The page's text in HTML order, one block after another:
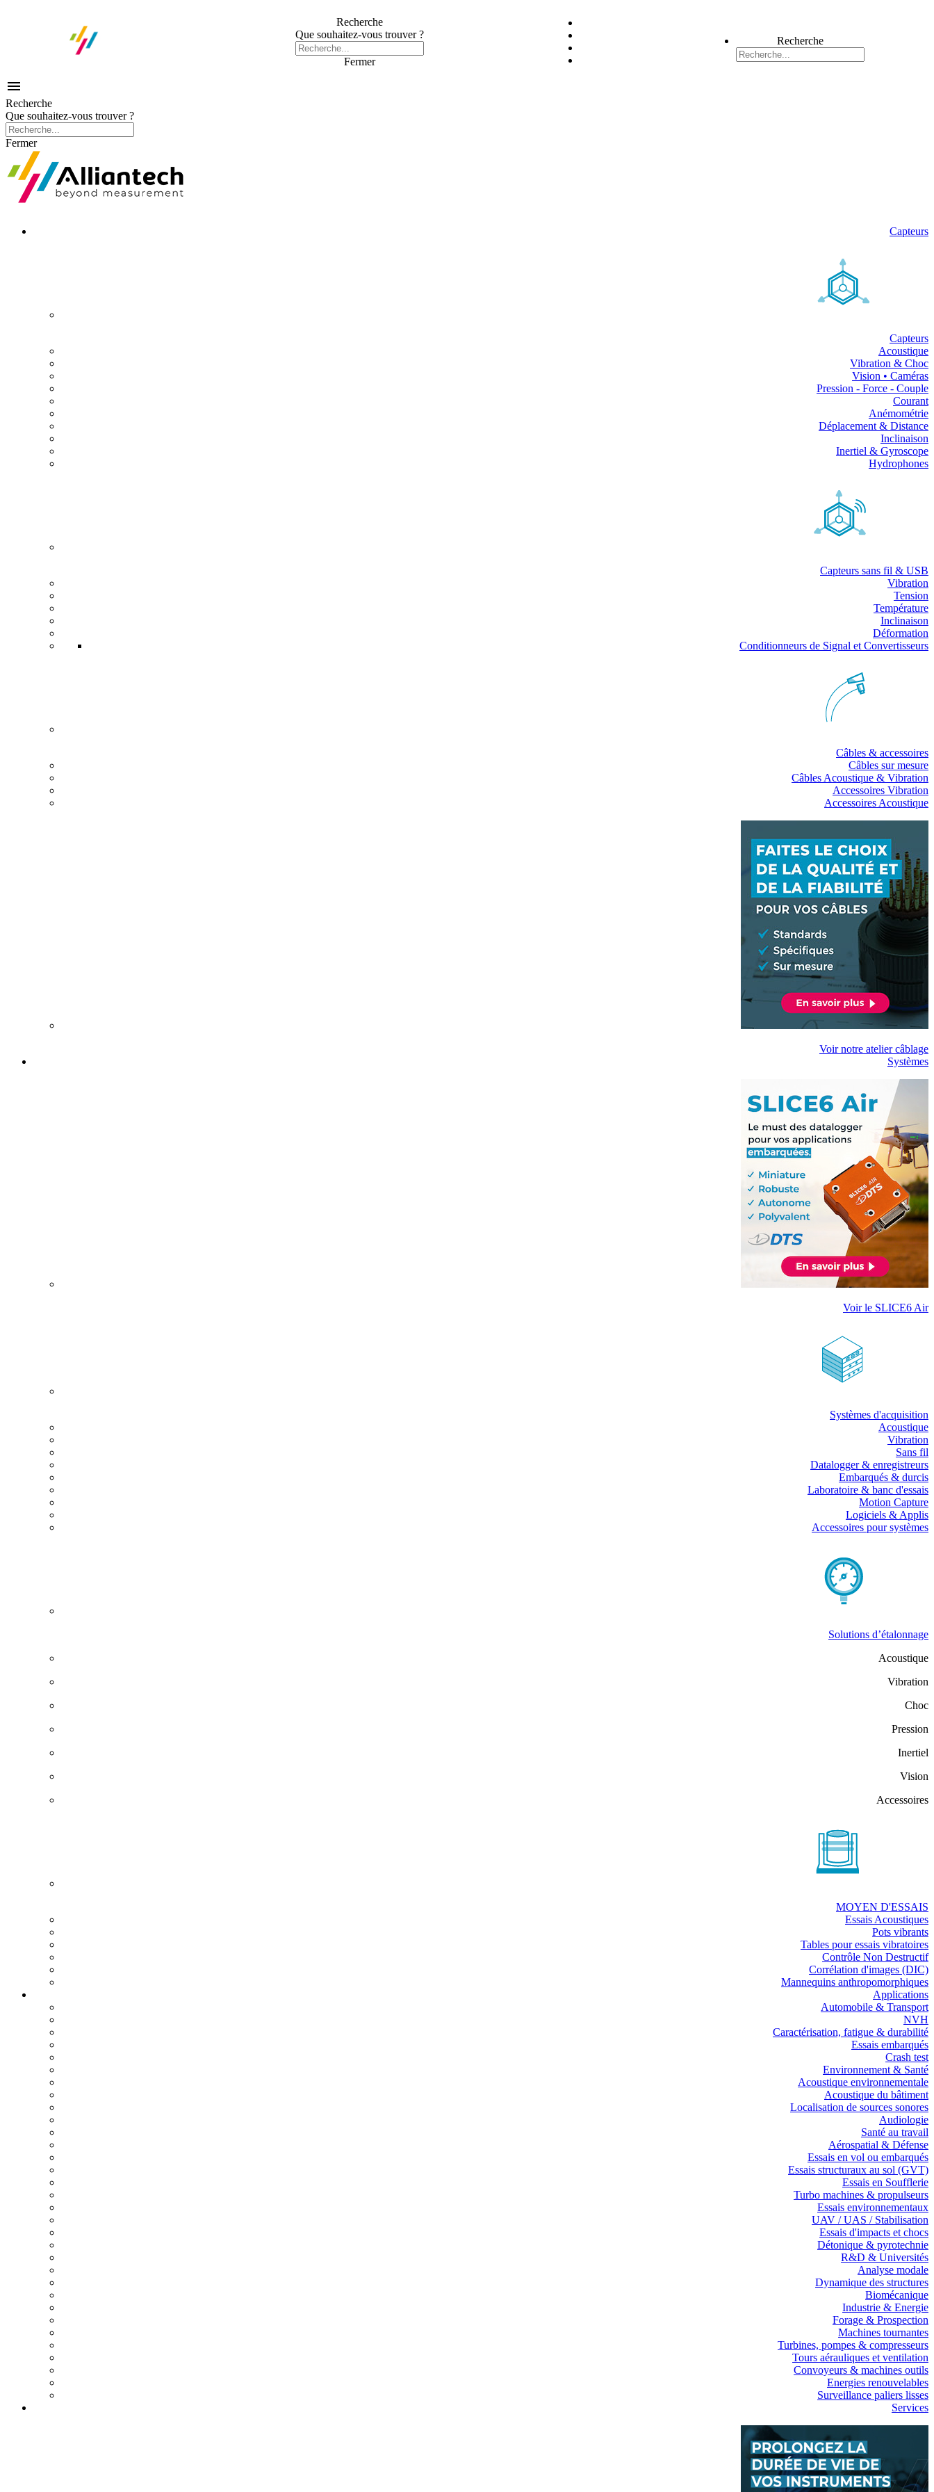
Recherche
Que souhaitez-vous trouver ?
Fermer
Recherche

Recherche
Que souhaitez-vous trouver ?
Fermer
Capteurs
Capteurs
Acoustique
Vibration & Choc
Vision • Caméras
Pression - Force - Couple
Courant
Anémométrie
Déplacement & Distance
Inclinaison
Inertiel & Gyroscope
Hydrophones
Capteurs sans fil & USB
Vibration
Tension
Température
Inclinaison
Déformation
Conditionneurs de Signal et Convertisseurs
Câbles & accessoires
Câbles sur mesure
Câbles Acoustique & Vibration
Accessoires Vibration
Accessoires Acoustique
Voir notre atelier câblage
Systèmes
Voir le SLICE6 Air
Systèmes d'acquisition
Acoustique
Vibration
Sans fil
Datalogger & enregistreurs
Embarqués & durcis
Laboratoire & banc d'essais
Motion Capture
Logiciels & Applis
Accessoires pour systèmes
Solutions d’étalonnage
Acoustique
Vibration
Choc
Pression
Inertiel
Vision
Accessoires
MOYEN D'ESSAIS
Essais Acoustiques
Pots vibrants
Tables pour essais vibratoires
Contrôle Non Destructif
Corrélation d'images (DIC)
Mannequins anthropomorphiques
Applications
Automobile & Transport
NVH
Caractérisation, fatigue & durabilité
Essais embarqués
Crash test
Environnement & Santé
Acoustique environnementale
Acoustique du bâtiment
Localisation de sources sonores
Audiologie
Santé au travail
Aérospatial & Défense
Essais en vol ou embarqués
Essais structuraux au sol (GVT)
Essais en Soufflerie
Turbo machines & propulseurs
Essais environnementaux
UAV / UAS / Stabilisation
Essais d'impacts et chocs
Détonique & pyrotechnie
R&D & Universités
Analyse modale
Dynamique des structures
Biomécanique
Industrie & Energie
Forage & Prospection
Machines tournantes
Turbines, pompes & compresseurs
Tours aérauliques et ventilation
Convoyeurs & machines outils
Energies renouvelables
Surveillance paliers lisses
Services